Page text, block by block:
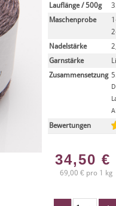
Lauflänge / 500g
Maschenprobe
Nadelstärke
Garnstärke
Zusammensetzung
Bewertungen
34,50 €
69,00 € pro 1 kg